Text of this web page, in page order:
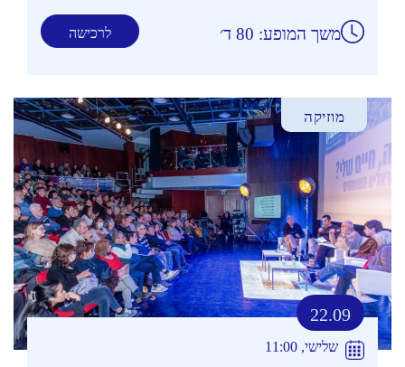
לרכישה משך המופע: 80 ד׳
מוזיקה
22.09
שלישי, 11:00